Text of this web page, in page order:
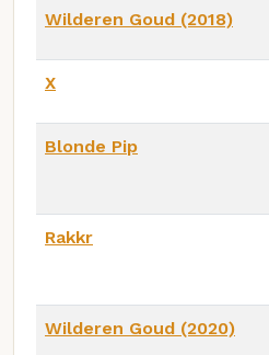
Wilderen Goud (2018)
X
Blonde Pip
Rakkr
Wilderen Goud (2020)